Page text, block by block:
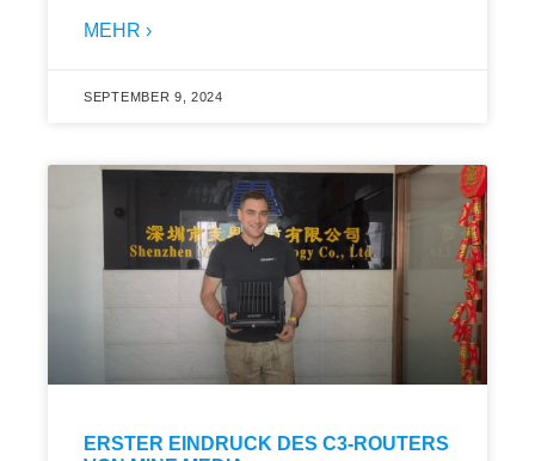
MEHR ›
SEPTEMBER 9, 2024
ERSTER EINDRUCK DES C3-ROUTERS